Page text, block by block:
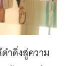
ำดิ่งสู่ความ